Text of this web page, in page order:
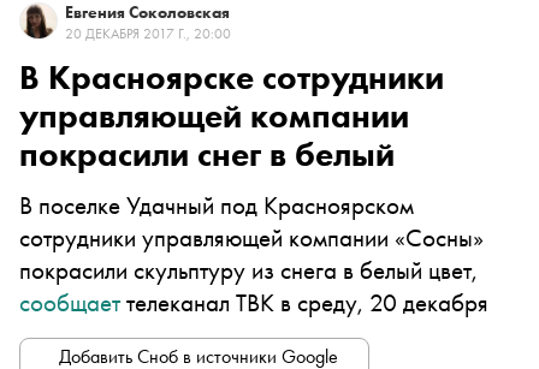
Евгения Соколовская
20 ДЕКАБРЯ 2017 Г., 20:00
В Красноярске сотрудники
управляющей компании
покрасили снег в белый
В поселке Удачный под Красноярском
сотрудники управляющей компании «Сосны»
покрасили скульптуру из снега в белый цвет,
сообщаеттелеканал ТВК в среду, 20 декабря
Добавить Сноб в источники Google